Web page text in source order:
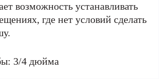
возможность устанавливать
где нет условий сделать
3/4 дюйма